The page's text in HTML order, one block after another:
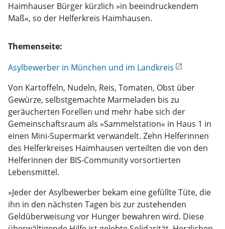
Haimhauser Bürger kürzlich »in beeindruckendem
Maß«, so der Helferkreis Haimhausen.
Themenseite:
Asylbewerber in München und im Landkreis
Von Kartoffeln, Nudeln, Reis, Tomaten, Obst über
Gewürze, selbstgemachte Marmeladen bis zu
geräucherten Forellen und mehr habe sich der
Gemeinschaftsraum als »Sammelstation« in Haus 1 in
einen Mini-Supermarkt verwandelt. Zehn Helferinnen
des Helferkreises Haimhausen verteilten die von den
Helferinnen der BIS-Community vorsortierten
Lebensmittel.
»Jeder der Asylbewerber bekam eine gefüllte Tüte, die
ihn in den nächsten Tagen bis zur zustehenden
Geldüberweisung vor Hunger bewahren wird. Diese